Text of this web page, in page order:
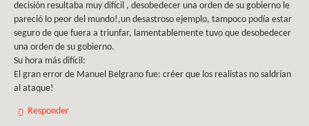
decisión resultaba muy difícil , desobedecer una orden de su gobierno le
pareció lo peor del mundo!,un desastroso ejemplo, tampoco podía estar
seguro de que fuera a triunfar, lamentablemente tuvo que desobedecer
una orden de su gobierno.
Su hora más difícil:
El gran error de Manuel Belgrano fue: créer que los realistas no saldrían
al ataque!
Responder